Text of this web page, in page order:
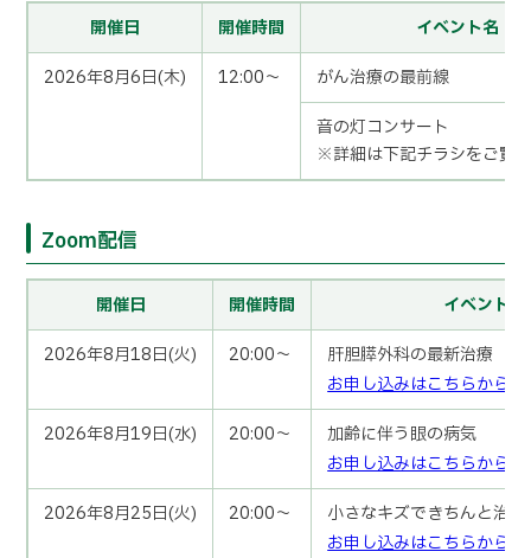
開催日 開催時間
イベント名
2026年8月6日(木)
12:00～
がん治療の最前線
音の灯コンサート
※詳細は下記チラシをご覧
Zoom配信
開催日 開催時間
イベント名
2026年8月18日(火)
20:00～
肝胆膵外科の最新治療
お申し込みはこちらから
2026年8月19日(水)
20:00～
加齢に伴う眼の病気
お申し込みはこちらから
2026年8月25日(火)
20:00～
小さなキズできちんと治
お申し込みはこちらから